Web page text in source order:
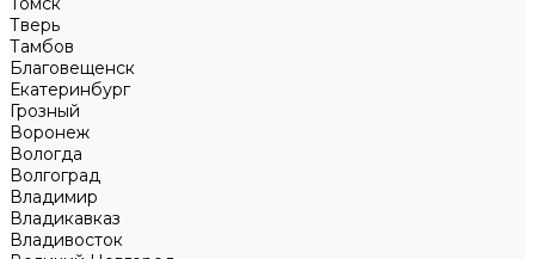
Тверь
Тамбов
Благовещенск
Екатеринбург
Грозный
Воронеж
Вологда
Волгоград
Владимир
Владикавказ
Владивосток